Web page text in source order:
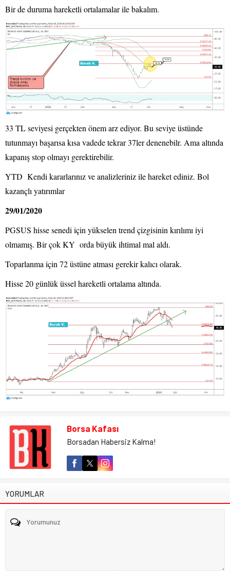
Bir de duruma hareketli ortalamalar ile bakalım.
33 TL seviyesi gerçekten önem arz ediyor. Bu seviye üstünde
tutunmayı başarısa kısa vadede tekrar 37ler denenebilr. Ama altında
kapanış stop olmayı gerektirebilir.
YTD Kendi kararlarınız ve analizleriniz ile hareket ediniz. Bol
kazançlı yatırımlar
29/01/2020
PGSUS hisse senedi için yükselen trend çizgisinin kırılımı iyi
olmamış. Bir çok KY orda büyük ihtimal mal aldı.
Toparlanma için 72 üstüne atması gerekir kalıcı olarak.
Hisse 20 günlük üssel hareketli ortalama altında.
Borsa Kafası
Borsadan Habersiz Kalma!
YORUMLAR